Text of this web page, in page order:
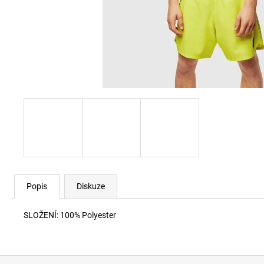
Popis Diskuze
SLOŽENÍ: 100% Polyester
60920 LEHKÝ SVERT 6051